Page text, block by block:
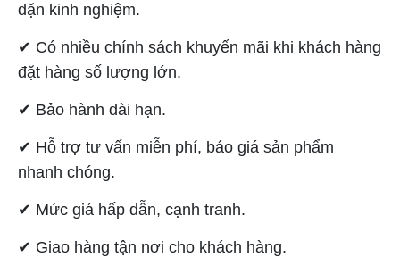
dặn kinh nghiệm.
✔︎ Có nhiều chính sách khuyến mãi khi khách hàng
đặt hàng số lượng lớn.
✔︎ Bảo hành dài hạn.
✔︎ Hỗ trợ tư vấn miễn phí, báo giá sản phẩm
nhanh chóng.
✔︎ Mức giá hấp dẫn, cạnh tranh.
✔︎ Giao hàng tận nơi cho khách hàng.